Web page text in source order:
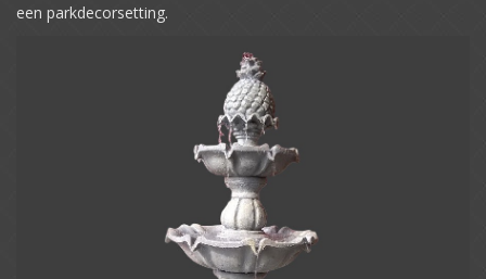
een parkdecorsetting.